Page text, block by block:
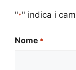
"*" indica i
Nome *